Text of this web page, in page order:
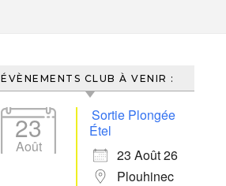
ÉVÈNEMENTS CLUB À VENIR :
23
Août
Sortie Plongée
Étel
23 Août 26
Plouhinec